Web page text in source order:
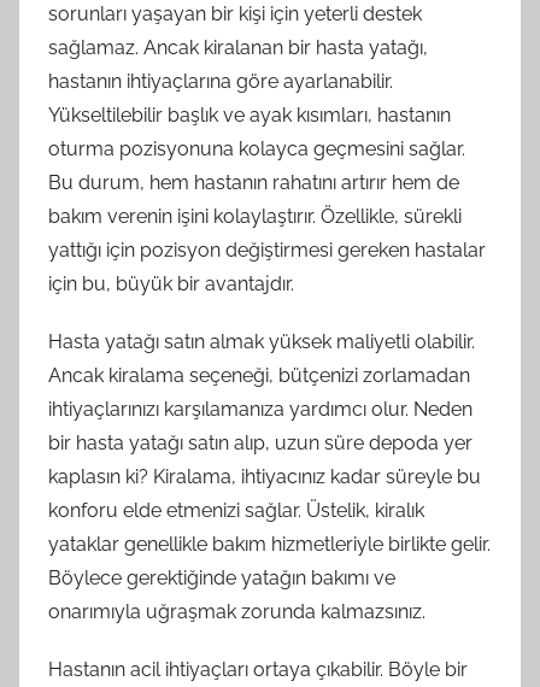
sorunları yaşayan bir kişi için yeterli destek
sağlamaz. Ancak kiralanan bir hasta yatağı,
hastanın ihtiyaçlarına göre ayarlanabilir.
Yükseltilebilir başlık ve ayak kısımları, hastanın
oturma pozisyonuna kolayca geçmesini sağlar.
Bu durum, hem hastanın rahatını artırır hem de
bakım verenin işini kolaylaştırır. Özellikle, sürekli
yattığı için pozisyon değiştirmesi gereken hastalar
için bu, büyük bir avantajdır.
Hasta yatağı satın almak yüksek maliyetli olabilir.
Ancak kiralama seçeneği, bütçenizi zorlamadan
ihtiyaçlarınızı karşılamanıza yardımcı olur. Neden
bir hasta yatağı satın alıp, uzun süre depoda yer
kaplasın ki? Kiralama, ihtiyacınız kadar süreyle bu
konforu elde etmenizi sağlar. Üstelik, kiralık
yataklar genellikle bakım hizmetleriyle birlikte gelir.
Böylece gerektiğinde yatağın bakımı ve
onarımıyla uğraşmak zorunda kalmazsınız.
Hastanın acil ihtiyaçları ortaya çıkabilir. Böyle bir